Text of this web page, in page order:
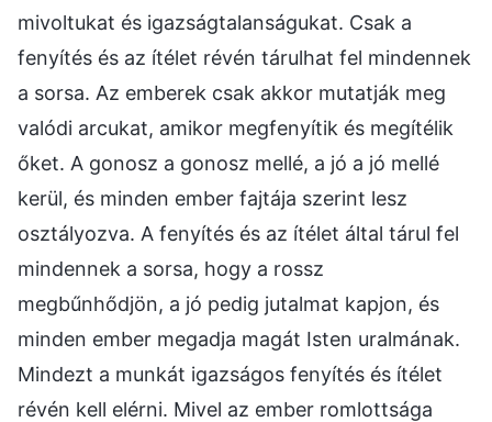
mivoltukat és igazságtalanságukat. Csak a
fenyítés és az ítélet révén tárulhat fel mindennek
a sorsa. Az emberek csak akkor mutatják meg
valódi arcukat, amikor megfenyítik és megítélik
őket. A gonosz a gonosz mellé, a jó a jó mellé
kerül, és minden ember fajtája szerint lesz
osztályozva. A fenyítés és az ítélet által tárul fel
mindennek a sorsa, hogy a rossz
megbűnhődjön, a jó pedig jutalmat kapjon, és
minden ember megadja magát Isten uralmának.
Mindezt a munkát igazságos fenyítés és ítélet
révén kell elérni. Mivel az ember romlottsága